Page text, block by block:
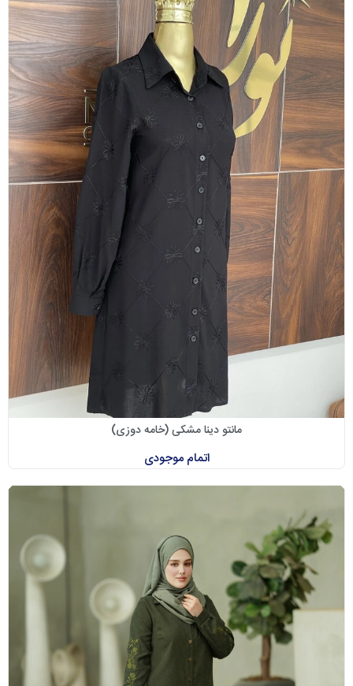
مانتو دینا مشکی (خامه دوزی)
اتمام موجودی